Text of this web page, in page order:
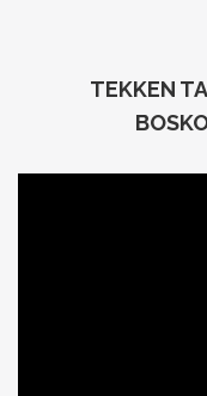
TEKKEN